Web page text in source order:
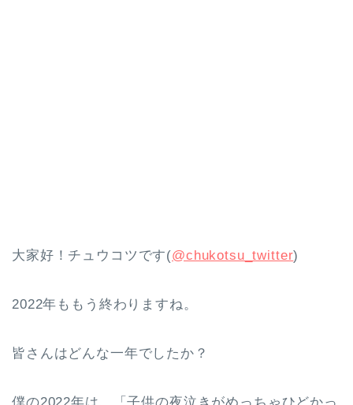
大家好！チュウコツです(@chukotsu_twitter)
2022年ももう終わりますね。
皆さんはどんな一年でしたか？